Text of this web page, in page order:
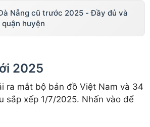
Nẵng cũ trước 2025 - Đầy đủ và
huyện
2025
ra mắt bộ bản đồ Việt Nam và 34
sắp xếp 1/7/2025. Nhấn vào để